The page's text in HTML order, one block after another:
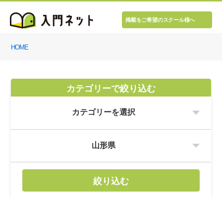
掲載をご希望のスクール様へ
HOME
カテゴリーで絞り込む
絞り込む